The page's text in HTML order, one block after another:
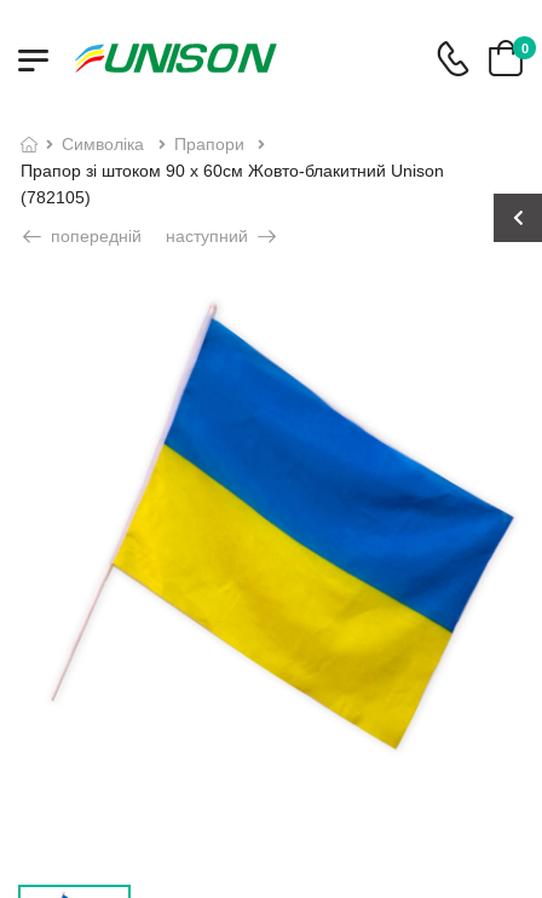
0
символіка
прапори
Прапор зі штоком 90 х 60см Жовто-блакитний Unison
(782105)
попередній
наступний